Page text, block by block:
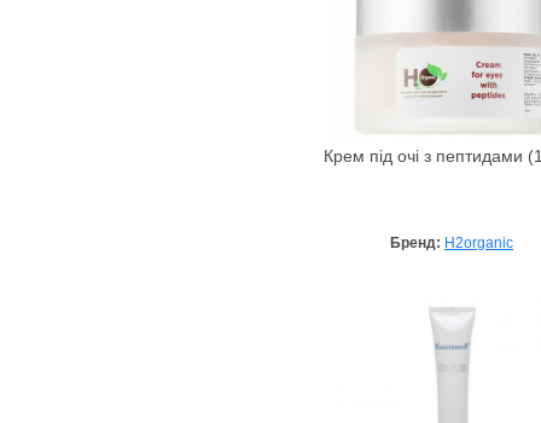
Крем під очі з пептидами
Бренд: H2organic